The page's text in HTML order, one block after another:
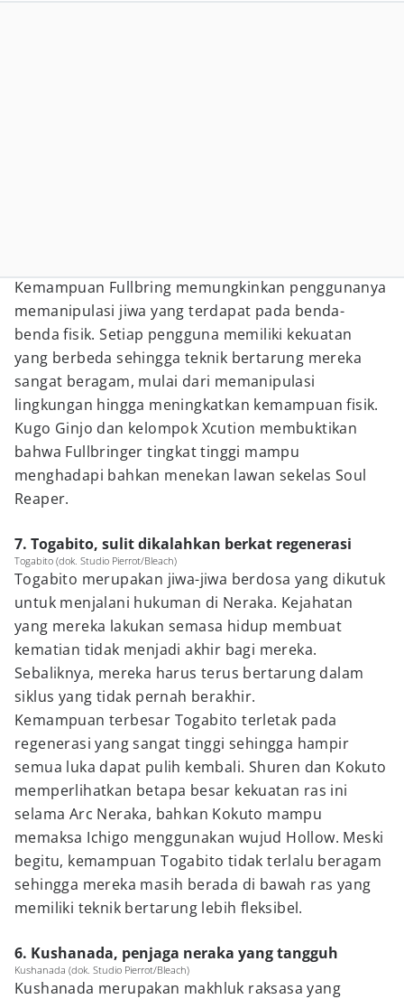
Kemampuan Fullbring memungkinkan penggunanya
memanipulasi jiwa yang terdapat pada benda-
benda fisik. Setiap pengguna memiliki kekuatan
yang berbeda sehingga teknik bertarung mereka
sangat beragam, mulai dari memanipulasi
lingkungan hingga meningkatkan kemampuan fisik.
Kugo Ginjo dan kelompok Xcution membuktikan
bahwa Fullbringer tingkat tinggi mampu
menghadapi bahkan menekan lawan sekelas Soul
Reaper.
7. Togabito, sulit dikalahkan berkat regenerasi
Togabito (dok. Studio Pierrot/Bleach)
Togabito merupakan jiwa-jiwa berdosa yang dikutuk
untuk menjalani hukuman di Neraka. Kejahatan
yang mereka lakukan semasa hidup membuat
kematian tidak menjadi akhir bagi mereka.
Sebaliknya, mereka harus terus bertarung dalam
siklus yang tidak pernah berakhir.
Kemampuan terbesar Togabito terletak pada
regenerasi yang sangat tinggi sehingga hampir
semua luka dapat pulih kembali. Shuren dan Kokuto
memperlihatkan betapa besar kekuatan ras ini
selama Arc Neraka, bahkan Kokuto mampu
memaksa Ichigo menggunakan wujud Hollow. Meski
begitu, kemampuan Togabito tidak terlalu beragam
sehingga mereka masih berada di bawah ras yang
memiliki teknik bertarung lebih fleksibel.
6. Kushanada, penjaga neraka yang tangguh
Kushanada (dok. Studio Pierrot/Bleach)
Kushanada merupakan makhluk raksasa yang